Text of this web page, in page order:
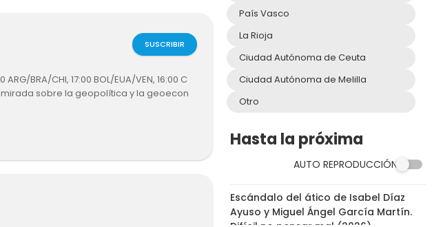
País Vasco
La Rioja
Ciudad Autónoma de Ceuta
Ciudad Autónoma de Melilla
Otro
Hasta la próxima
AUTO REPRODUCCIÓN
14:27
Escándalo del ático de Isabel Díaz
Ayuso y Miguel Ángel García Martín.
SUSCRIBIR
BRA/CHI, 17:00 BOL/EUA/VEN, 16:00 C
mirada sobre la geopolítica y la geoecon